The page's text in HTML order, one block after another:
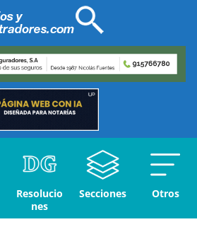
Resolucio
nes
Secciones Otros